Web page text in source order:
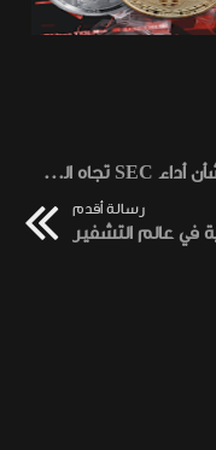
عضو الكونجرس الأمريكي قلق بشأن أداء SEC تجاه التشفير
رسالة أقدم
في عالم التشفير